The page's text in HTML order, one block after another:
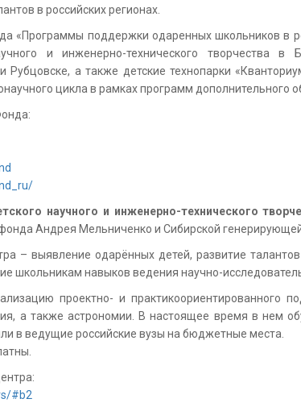
в российских регионах.
«Программы поддержки одаренных школьников в
и инженерно-технического творчества в
Рубцовске, а также детские технопарки
цикла в рамках программ дополнительного
научного и инженерно-технического
Андрея Мельниченко и Сибирской
– выявление одарённых детей, развитие
школьникам навыков ведения научно-
проектно- и практикоориентированного
а также астрономии. В настоящее время в нем
в ведущие российские вузы на бюджетные места.
#b2